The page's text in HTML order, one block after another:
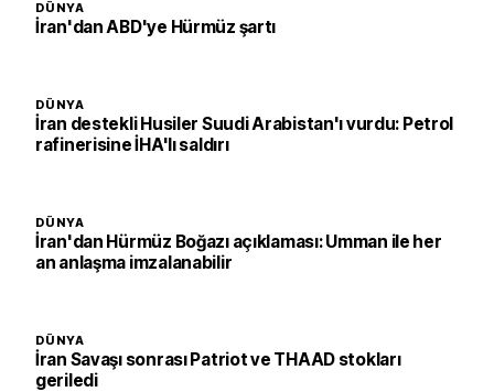
DÜNYA
İran'dan ABD'ye Hürmüz şartı
DÜNYA
İran destekli Husiler Suudi Arabistan'ı vurdu: Petrol
rafinerisine İHA'lı saldırı
DÜNYA
İran'dan Hürmüz Boğazı açıklaması: Umman ile her
an anlaşma imzalanabilir
DÜNYA
İran Savaşı sonrası Patriot ve THAAD stokları
geriledi